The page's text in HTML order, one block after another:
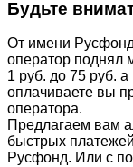
Будьте
От имени
оператор поднял
1 руб. до 75 руб.
оплачиваете вы
оператора.
Предлагаем вам
быстрых
Русфонд. Или с